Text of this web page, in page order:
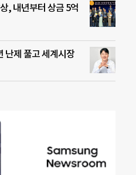
, 내년부터 상금 5억
난제 풀고 세계시장